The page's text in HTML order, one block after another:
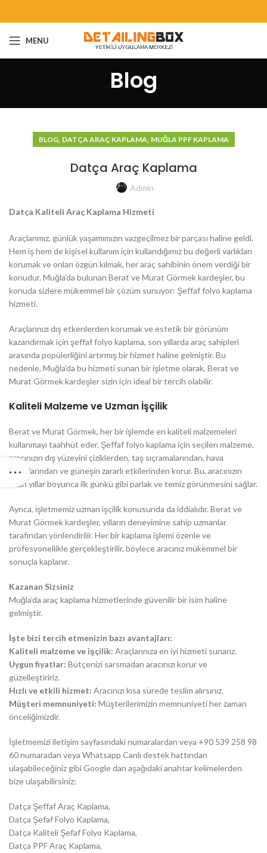
MENU
Blog
BLOG, DATÇA ARAÇ KAPLAMA, MUĞLA PPF KAPLAMA
Datça Araç Kaplama
Admin
Datça Kaliteli Araç Kaplama Hizmeti
Araçlarımız, günlük yaşamımızın vazgeçilmez bir parçası haline geldi.
Hem iş hem de kişisel kullanım için kullandığımız bu değerli varlıkları
korumak ve onları özgün kılmak, her araç sahibinin önem verdiği bir
konudur. Muğla’da bulunan Berat ve Murat Görmek kardeşler, bu
konuda sizlere mükemmel bir çözüm sunuyor: Şeffaf folyo kaplama
hizmeti.
Araçlarınızı dış etkenlerden korumak ve estetik bir görünüm
kazandırmak için şeffaf folyo kaplama, son yıllarda araç sahipleri
arasında popülerliğini artırmış bir hizmet haline gelmiştir. Bu
nedenle, Muğla’da bu hizmeti sunan bir işletme olarak, Berat ve
Murat Görmek kardeşler sizin için ideal bir tercih olabilir.
Kaliteli Malzeme ve Uzman İşçilik
Berat ve Murat Görmek, her bir işlemde en kaliteli malzemeleri
kullanmayı taahhüt eder. Şeffaf folyo kaplama için seçilen malzeme,
aracınızın dış yüzeyini çiziklerden, taş sıçramalarından, hava
koşullarından ve güneşin zararlı etkilerinden korur. Bu, aracınızın
uzun yıllar boyunca ilk günkü gibi parlak ve temiz görünmesini sağlar.
Ayrıca, işletmemiz uzman işçilik konusunda da iddialıdır. Berat ve
Murat Görmek kardeşler, yılların deneyimine sahip uzmanlar
tarafından yönlendirilir. Her bir kaplama işlemi özenle ve
profesyonellikle gerçekleştirilir, böylece aracınız mükemmel bir
sonuçla kaplanır.
Kazanan Sizsiniz
Muğla’da araç kaplama hizmetlerinde güvenilir bir isim haline
gelmiştir.
İşte bizi tercih etmenizin bazı avantajları:
Kaliteli malzeme ve işçilik: Araçlarınıza en iyi hizmeti sunarız.
Uygun fiyatlar: Bütçenizi sarsmadan aracınızı korur ve
güzelleştiririz.
Hızlı ve etkili hizmet: Aracınızı kısa sürede teslim alırsınız.
Müşteri memnuniyeti: Müşterilerimizin memnuniyeti her zaman
önceliğimizdir.
İşletmemizi iletişim sayfasındaki numaralardan veya +90 539 258 98
60 numaradan veya Whatsapp Canlı destek hattından
ulaşabileceğiniz gibi Google dan aşağıdaki anahtar kelimelerden
bize ulaşabilirsiniz;
Datça Şeffaf Araç Kaplama,
Datça Şefaf Folyo Kaplama,
Datça Kaliteli Şefaf Folyo Kaplama,
Datça PPF Araç Kaplama,